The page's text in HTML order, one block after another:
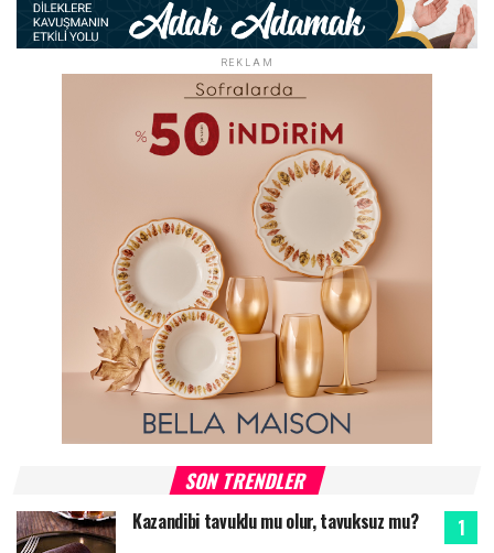
REKLAM
SON TRENDLER
Kazandibi tavuklu mu olur, tavuksuz mu?